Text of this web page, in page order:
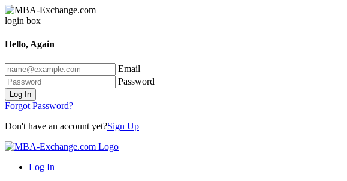
Hello, Again
Email
Password
Log In
Forgot Password?
Don't have an account yet?Sign Up
Log In